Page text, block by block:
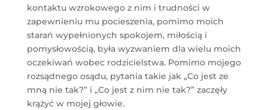
kontaktu wzrokowego z nim i trudności w
zapewnieniu mu pocieszenia, pomimo moich
starań wypełnionych spokojem, miłością i
pomysłowością, była wyzwaniem dla wielu moich
oczekiwań wobec rodzicielstwa. Pomimo mojego
rozsądnego osądu, pytania takie jak „Co jest ze
mną nie tak?” i „Co jest z nim nie tak?” zaczęły
krążyć w mojej głowie.